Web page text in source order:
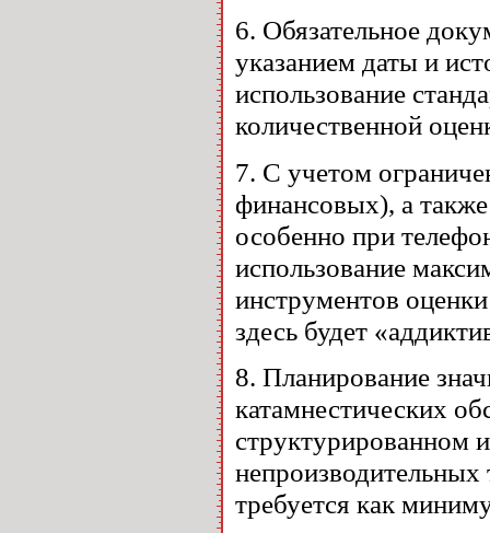
6. Обязательное
указанием даты и
использование
количественной
7. С учетом
финансовых), а
особенно при
использование
инструментов
здесь будет
8. Планирование
катамнестических
структурированном
непроизводительных
требуется как